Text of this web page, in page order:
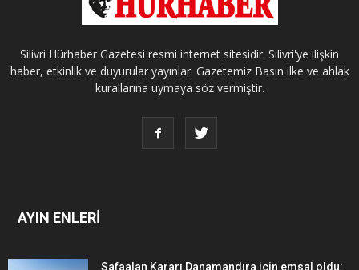
Silivri Hürhaber Gazetesi resmi internet sitesidir. Silivri'ye ilişkin
haber, etkinlik ve duyurular yayınlar. Gazetemiz Basın ilke ve ahlak
kurallarına uymaya söz vermiştir.
AYIN ENLERİ
Safaalan Kararı Danamandıra için emsal oldu: